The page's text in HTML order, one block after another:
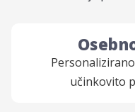
učinkovito